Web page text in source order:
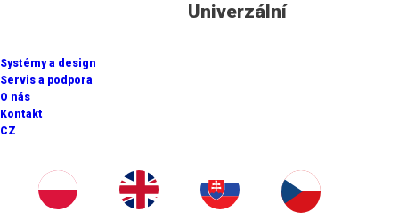
Univerzální
Systémy a design
Servis a podpora
O nás
Kontakt
CZ
Maximální produkce sněhu
22 kW/h